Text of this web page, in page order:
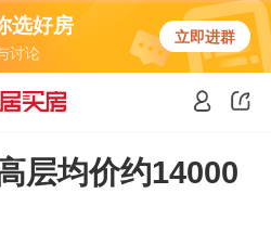
选好房
讨论
立即进群
层均价约14000